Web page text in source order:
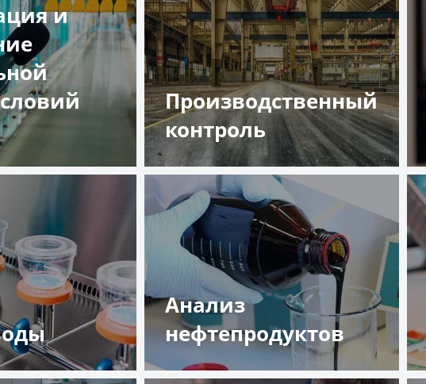
и
Производственный
контроль
Подробнее
Анализ
нефтепродуктов